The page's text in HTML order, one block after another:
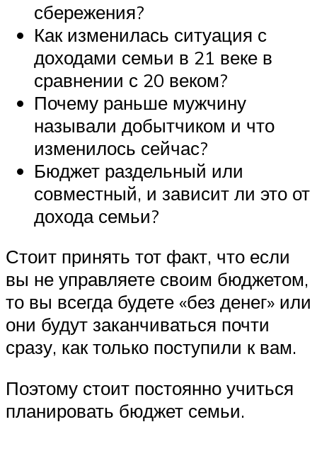
сбережения?
Как изменилась ситуация с
доходами семьи в 21 веке в
сравнении с 20 веком?
Почему раньше мужчину
называли добытчиком и что
изменилось сейчас?
Бюджет раздельный или
совместный, и зависит ли это от
дохода семьи?
Стоит принять тот факт, что если
вы не управляете своим бюджетом,
то вы всегда будете «без денег» или
они будут заканчиваться почти
сразу, как только поступили к вам.
Поэтому стоит постоянно учиться
планировать бюджет семьи.